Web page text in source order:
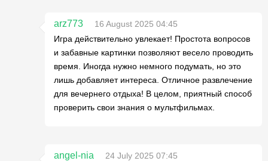
arz773
16 August 2025 04:45
Игра действительно увлекает! Простота вопросов
и забавные картинки позволяют весело проводить
время. Иногда нужно немного подумать, но это
лишь добавляет интереса. Отличное развлечение
для вечернего отдыха! В целом, приятный способ
проверить свои знания о мультфильмах.
angel-nia
24 July 2025 07:45